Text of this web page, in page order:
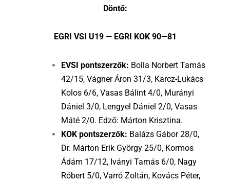
Döntő:
EGRI VSI U19 — EGRI KOK 90—81
EVSI pontszerzők: Bolla Norbert Tamás
42/15, Vágner Áron 31/3, Karcz-Lukács
Kolos 6/6, Vasas Bálint 4/0, Murányi
Dániel 3/0, Lengyel Dániel 2/0, Vasas
Máté 2/0. Edző: Márton Krisztina.
KOK pontszerzők: Balázs Gábor 28/0,
Dr. Márton Erik György 25/0, Kormos
Ádám 17/12, Iványi Tamás 6/0, Nagy
Róbert 5/0, Varró Zoltán, Kovács Péter,